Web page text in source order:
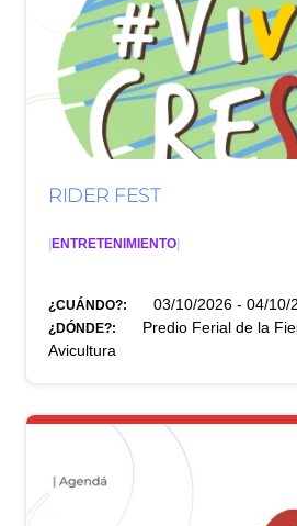
RIDER FEST
ENTRETENIMIENTO
¿CUÁNDO?: 03/10/2026 - 04/10/
¿DÓNDE?:
Predio Ferial de la
Avicultura